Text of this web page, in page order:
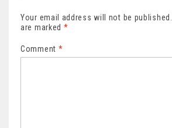
Your email address will not be published.
are marked *
Comment *